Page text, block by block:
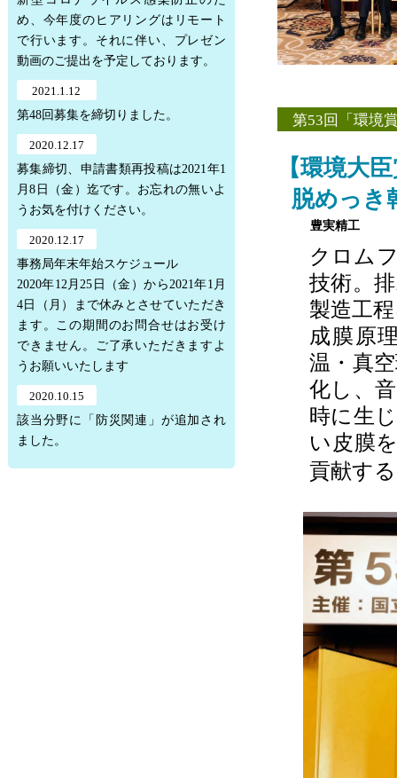
め、今年度のヒアリングはリモート
で行います。それに伴い、プレゼン
動画のご提出を予定しております。
2021.1.12
第48回募集を締切りました。
2020.12.17
募集締切、申請書類再投稿は2021年1
月8日（金）迄です。お忘れの無いよ
うお気を付けください。
2020.12.17
事務局年末年始スケジュール
2020年12月25日（金）から2021年1月
4日（月）まで休みとさせていただき
ます。この期間のお問合せはお受け
できません。ご了承いただきますよ
うお願いいたします
2020.10.15
該当分野に「防災関連」が追加され
ました。
第53回「環境
【環境大
脱めっき
豊実精工
クロム
技術。
製造工
成膜原
温・真
化し、
時に生
い皮膜
貢献す